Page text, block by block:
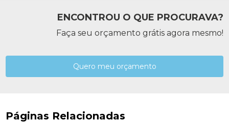
ENCONTROU O QUE PROCURAVA?
Faça seu orçamento grátis agora mesmo!
Quero meu orçamento
Páginas Relacionadas